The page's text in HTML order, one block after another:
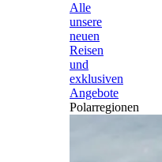
Alle
unsere
neuen
Reisen
und
exklusiven
Angebote
Polarregionen